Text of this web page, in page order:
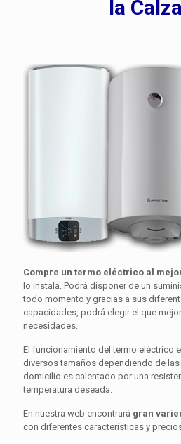
la
Compre un termo eléctrico al
lo instala. Podrá disponer de un
todo momento y gracias a sus
capacidades, podrá elegir el que
necesidades.
El funcionamiento del termo eléctrico
diversos tamaños dependiendo de
domicilio es calentado por una
temperatura deseada.
En nuestra web encontrará gran
con diferentes características y